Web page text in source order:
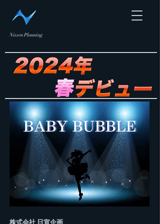
Nissen Planning
​​株式会社 日宣企画